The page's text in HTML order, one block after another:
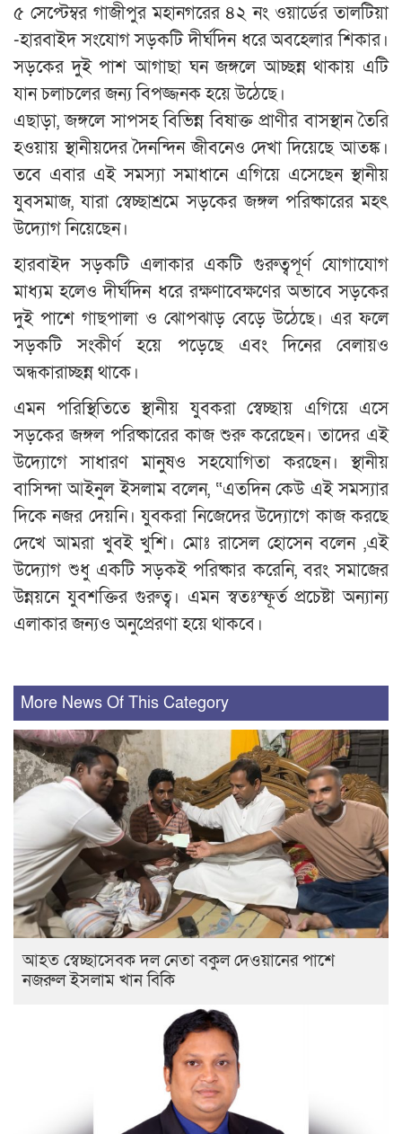
৫ সেপ্টেম্বর গাজীপুর মহানগরের ৪২ নং ওয়ার্ডের তালটিয়া
-হারবাইদ সংযোগ সড়কটি দীর্ঘদিন ধরে অবহেলার শিকার।
সড়কের দুই পাশ আগাছা ঘন জঙ্গলে আচ্ছন্ন থাকায় এটি
যান চলাচলের জন্য বিপজ্জনক হয়ে উঠেছে।
এছাড়া, জঙ্গলে সাপসহ বিভিন্ন বিষাক্ত প্রাণীর বাসস্থান তৈরি
হওয়ায় স্থানীয়দের দৈনন্দিন জীবনেও দেখা দিয়েছে আতঙ্ক।
তবে এবার এই সমস্যা সমাধানে এগিয়ে এসেছেন স্থানীয়
যুবসমাজ, যারা স্বেচ্ছাশ্রমে সড়কের জঙ্গল পরিষ্কারের মহৎ
উদ্যোগ নিয়েছেন।
হারবাইদ সড়কটি এলাকার একটি গুরুত্বপূর্ণ যোগাযোগ
মাধ্যম হলেও দীর্ঘদিন ধরে রক্ষণাবেক্ষণের অভাবে সড়কের
দুই পাশে গাছপালা ও ঝোপঝাড় বেড়ে উঠেছে। এর ফলে
সড়কটি সংকীর্ণ হয়ে পড়েছে এবং দিনের বেলায়ও
অন্ধকারাচ্ছন্ন থাকে।
এমন পরিস্থিতিতে স্থানীয় যুবকরা স্বেচ্ছায় এগিয়ে এসে
সড়কের জঙ্গল পরিষ্কারের কাজ শুরু করেছেন। তাদের এই
উদ্যোগে সাধারণ মানুষও সহযোগিতা করছেন। স্থানীয়
বাসিন্দা আইনুল ইসলাম বলেন, “এতদিন কেউ এই সমস্যার
দিকে নজর দেয়নি। যুবকরা নিজেদের উদ্যোগে কাজ করছে
দেখে আমরা খুবই খুশি। মোঃ রাসেল হোসেন বলেন ,এই
উদ্যোগ শুধু একটি সড়কই পরিষ্কার করেনি, বরং সমাজের
উন্নয়নে যুবশক্তির গুরুত্ব। এমন স্বতঃস্ফূর্ত প্রচেষ্টা অন্যান্য
এলাকার জন্যও অনুপ্রেরণা হয়ে থাকবে।
More News Of This Category
আহত স্বেচ্ছাসেবক দল নেতা বকুল দেওয়ানের পাশে
নজরুল ইসলাম খান বিকি